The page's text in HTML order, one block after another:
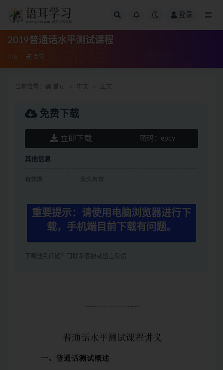
登录
2019普通话水平测试课程
中文 免费
免费下载
立即下载 密码： epcy
其他信息
有效期 永久有效
重要提示：请使用电脑浏览器进行下
载，手机端目前下载有问题。
下载遇到问题？可联系客服或留言反馈